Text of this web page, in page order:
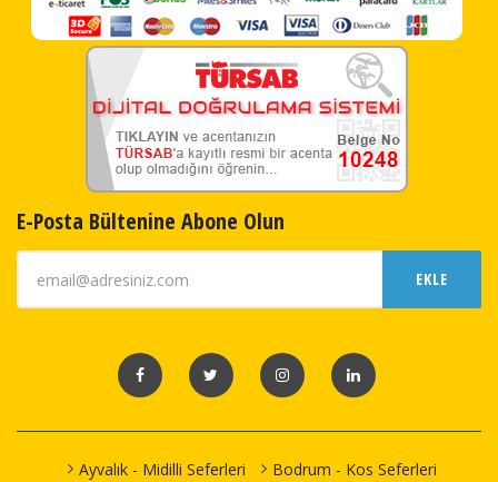
E-Posta Bültenine Abone Olun
EKLE
Ayvalık - Midilli Seferleri
Bodrum - Kos Seferleri